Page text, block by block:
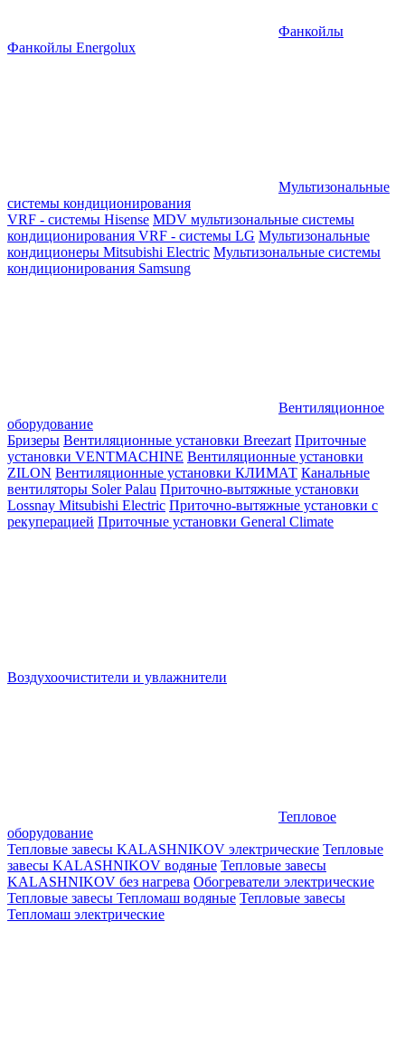
Фанкойлы
Фанкойлы Energolux
Мультизональные
системы кондиционирования
VRF - системы Hisense MDV мультизональные системы
кондиционирования VRF - системы LG Мультизональные
кондиционеры Mitsubishi Electric Мультизональные системы
кондиционирования Samsung
Вентиляционное
оборудование
Бризеры Вентиляционные установки Breezart Приточные
установки VENTMACHINE Вентиляционные установки
ZILON Вентиляционные установки КЛИМАТ Канальные
вентиляторы Soler Palau Приточно-вытяжные установки
Lossnay Mitsubishi Electric Приточно-вытяжные установки с
рекуперацией Приточные установки General Climate
Воздухоочистители и увлажнители
Тепловое
оборудование
Тепловые завесы KALASHNIKOV электрические Тепловые
завесы KALASHNIKOV водяные Тепловые завесы
KALASHNIKOV без нагрева Обогреватели электрические
Тепловые завесы Тепломаш водяные Тепловые завесы
Тепломаш электрические